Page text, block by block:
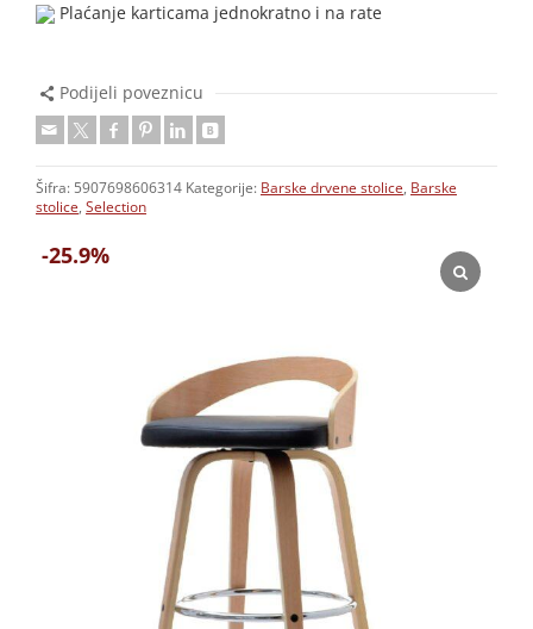
-25.9%
Plaćanje karticama jednokratno i na rate
Podijeli poveznicu
Šifra: 5907698606314 Kategorije: Barske drvene stolice, Barske
stolice, Selection